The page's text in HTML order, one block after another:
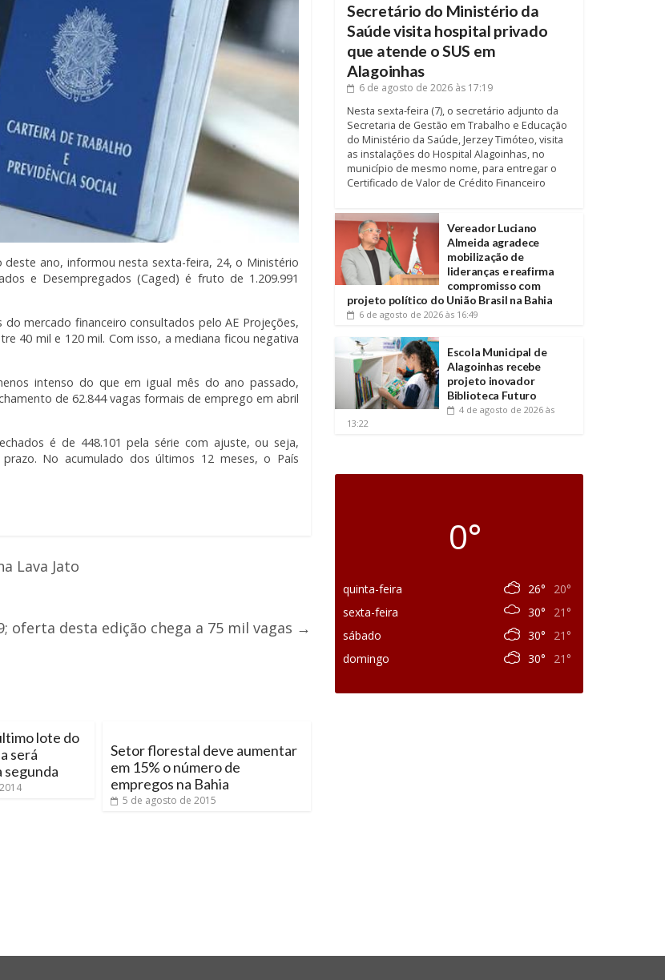
ano, informou nesta sexta-feira, 24, o Ministério
e Desempregados (Caged) é fruto de 1.209.991
mercado financeiro consultados pelo AE Projeções,
40 mil e 120 mil. Com isso, a mediana ficou negativa
intenso do que em igual mês do ano passado,
de 62.844 vagas formais de emprego em abril
é de 448.101 pela série com ajuste, ou seja,
No acumulado dos últimos 12 meses, o País
Lava Jato
oferta desta edição chega a 75 mil vagas →
lote do
será
segunda
Setor florestal deve aumentar
em 15% o número de
empregos na Bahia
5 de agosto de 2015
Secretário do Ministério da
Saúde visita hospital privado
que atende o SUS em
Alagoinhas
6 de agosto de 2026 às 17:19
Nesta sexta-feira (7), o secretário adjunto da
Secretaria de Gestão em Trabalho e Educação
do Ministério da Saúde, Jerzey Timóteo, visita
as instalações do Hospital Alagoinhas, no
município de mesmo nome, para entregar o
Certificado de Valor de Crédito Financeiro
Vereador Luciano
Almeida agradece
mobilização de
lideranças e reafirma
compromisso com
projeto político do União Brasil na Bahia
6 de agosto de 2026 às 16:49
Escola Municipal de
Alagoinhas recebe
projeto inovador
Biblioteca Futuro
4 de agosto de 2026 às
13:22
0°
quinta-feira 26°
20°
sexta-feira
30°
21°
sábado
30°
21°
domingo
30° 21°